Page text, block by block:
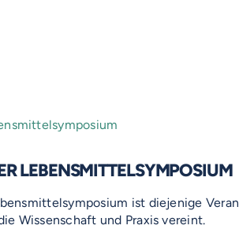
LEBENSMITTELSYMPOSIUM
ist diejenige
Wissenschaft und Praxis vereint.